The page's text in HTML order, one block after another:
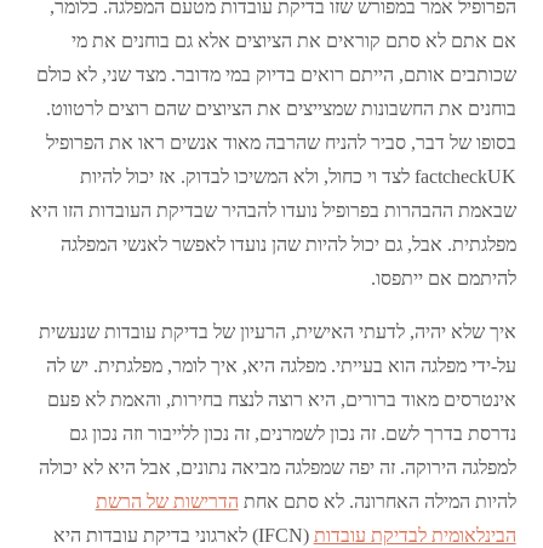
הפרופיל אמר במפורש שזו בדיקת עובדות מטעם המפלגה. כלומר,
אם אתם לא סתם קוראים את הציוצים אלא גם בוחנים את מי
שכותבים אותם, הייתם רואים בדיוק במי מדובר. מצד שני, לא כולם
בוחנים את החשבונות שמצייצים את הציוצים שהם רוצים לרטווט.
בסופו של דבר, סביר להניח שהרבה מאוד אנשים ראו את הפרופיל
factcheckUK לצד וי כחול, ולא המשיכו לבדוק. אז יכול להיות
שבאמת ההבהרות בפרופיל נועדו להבהיר שבדיקת העובדות הזו היא
מפלגתית. אבל, גם יכול להיות שהן נועדו לאפשר לאנשי המפלגה
להיתמם אם ייתפסו.
איך שלא יהיה, לדעתי האישית, הרעיון של בדיקת עובדות שנעשית
על-ידי מפלגה הוא בעייתי. מפלגה היא, איך לומר, מפלגתית. יש לה
אינטרסים מאוד ברורים, היא רוצה לנצח בחירות, והאמת לא פעם
נדרסת בדרך לשם. זה נכון לשמרנים, זה נכון ללייבור וזה נכון גם
למפלגה הירוקה. זה יפה שמפלגה מביאה נתונים, אבל היא לא יכולה
להיות המילה האחרונה. לא סתם אחת הדרישות של הרשת
הבינלאומית לבדיקת עובדות
(IFCN) לארגוני בדיקת עובדות היא